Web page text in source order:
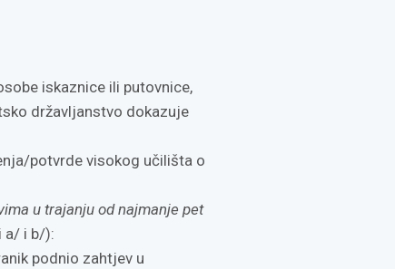
iskaznice ili putovnice,
državljanstvo dokazuje
potvrde visokog učilišta o
u trajanju od najmanje pet
a/ i b/):
podnio zahtjev u